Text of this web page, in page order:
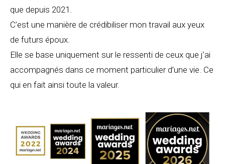
que depuis 2021.
C’est une manière de crédibiliser mon travail aux yeux
de futurs époux.
Elle se base uniquement sur le ressenti de ceux que j’ai
accompagnés dans ce moment particulier d’une vie. Ce
qui en fait ainsi toute la valeur.